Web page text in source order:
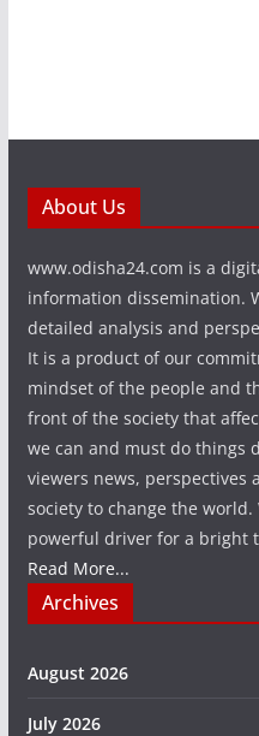
About Us
www.odisha24.com is a
information dissemination.
detailed analysis and
It is a product of our
mindset of the people and
front of the society that
we can and must do things
viewers news, perspectives
society to change the
powerful driver for a bright
Read More...
Archives
August 2026
July 2026